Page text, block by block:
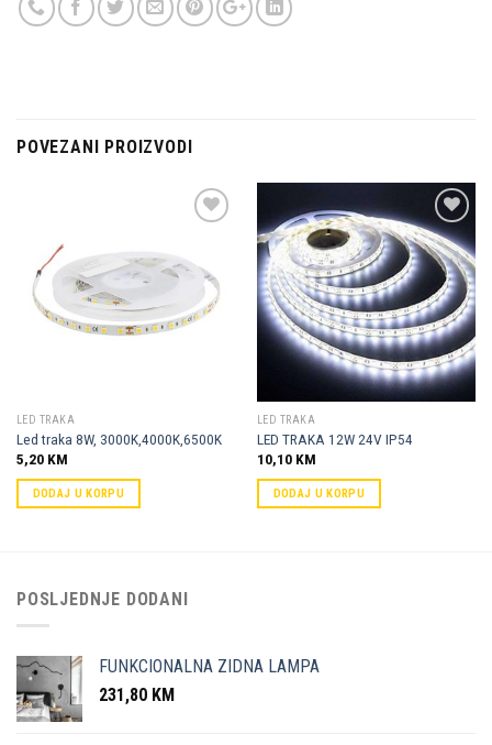
POVEZANI PROIZVODI
Dodaj u
omiljene
LED TRAKA
Led traka 8W, 3000K,4000K,6500K
5,20 KM
DODAJ U KORPU
Dodaj u
omiljene
LED TRAKA
LED TRAKA 12W 24V IP54
10,10 KM
DODAJ U KORPU
POSLJEDNJE DODANI
FUNKCIONALNA ZIDNA LAMPA
231,80 KM